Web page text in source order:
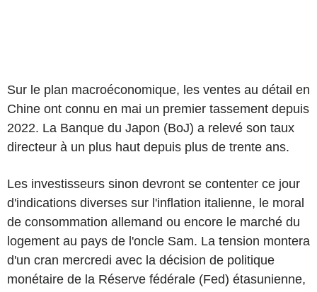
Sur le plan macroéconomique, les ventes au détail en
Chine ont connu en mai un premier tassement depuis
2022. La Banque du Japon (BoJ) a relevé son taux
directeur à un plus haut depuis plus de trente ans.
Les investisseurs sinon devront se contenter ce jour
d'indications diverses sur l'inflation italienne, le moral
de consommation allemand ou encore le marché du
logement au pays de l'oncle Sam. La tension montera
d'un cran mercredi avec la décision de politique
monétaire de la Réserve fédérale (Fed) étasunienne,